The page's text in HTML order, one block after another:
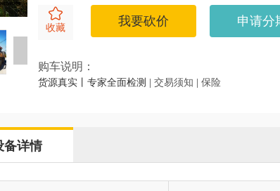
收藏 我要砍价 申请分
购车说明：
货源真实丨专家全面检测 | 交易须知 保险
备详情